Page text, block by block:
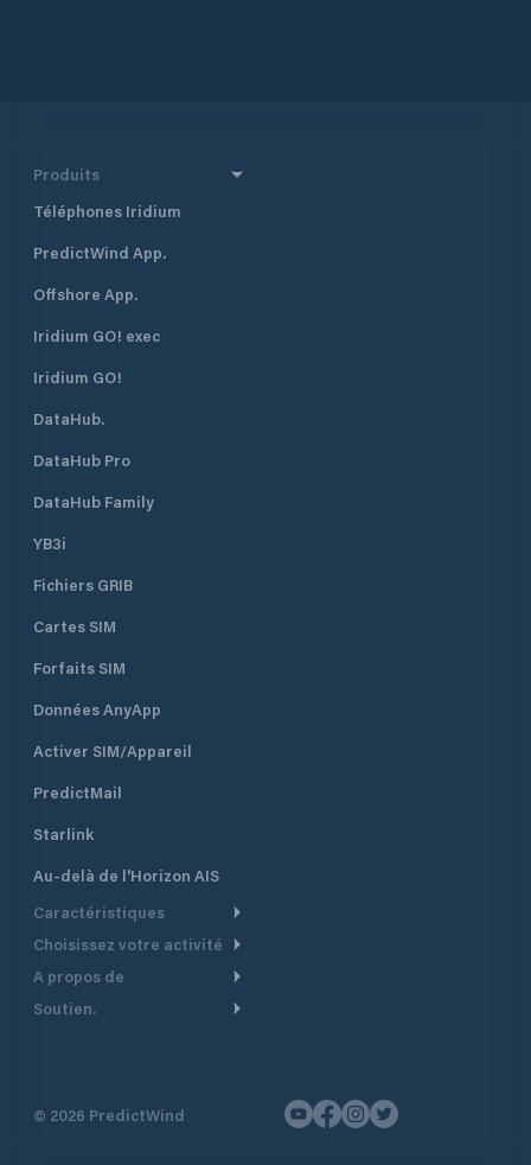
Produits
Téléphones Iridium
PredictWind App.
Offshore App.
Iridium GO! exec
Iridium GO!
DataHub.
DataHub Pro
DataHub Family
YB3i
Fichiers GRIB
Cartes SIM
Forfaits SIM
Données AnyApp
Activer SIM/Appareil
PredictMail
Starlink
Au-delà de l'Horizon AIS
Caractéristiques
Routage Météo
Routage bateau à moteur
Suivi GPS
Choisissez votre activité
Croisière
A propos de
Aperçu
Soutien.
Nous contacter
© 2026 PredictWind